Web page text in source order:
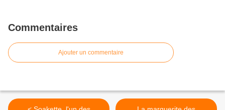
Commentaires
Ajouter un commentaire